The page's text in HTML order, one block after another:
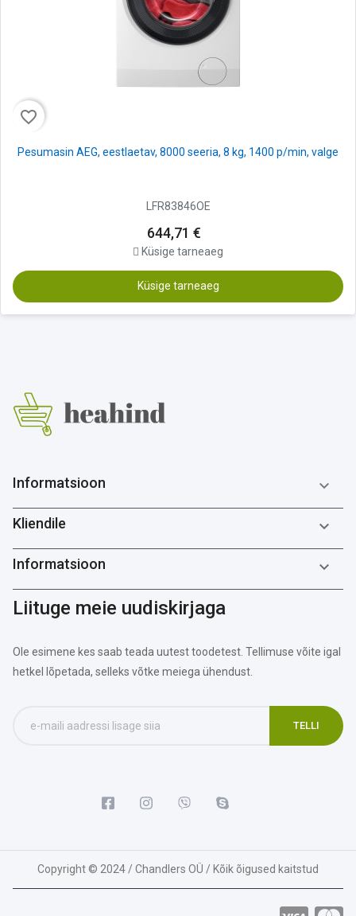
favorite_border
Pesumasin AEG, eestlaetav, 8000 seeria, 8 kg, 1400 p/min, valge
LFR83846OE
644,71 €
Küsige tarneaeg
Küsige tarneaeg
Informatsioon 
Kliendile 
Informatsioon 
Liituge meie uudiskirjaga
Ole esimene kes saab teada uutest toodetest. Tellimuse võite igal
hetkel lõpetada, selleks võtke meiega ühendust.
Copyright © 2024 / Chandlers OÜ / Kõik õigused kaitstud